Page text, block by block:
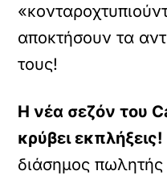
αποκτήσουν τα
τους!
H νέα σεζόν του
κρύβει εκπλήξεις!
διάσημος πωλητής